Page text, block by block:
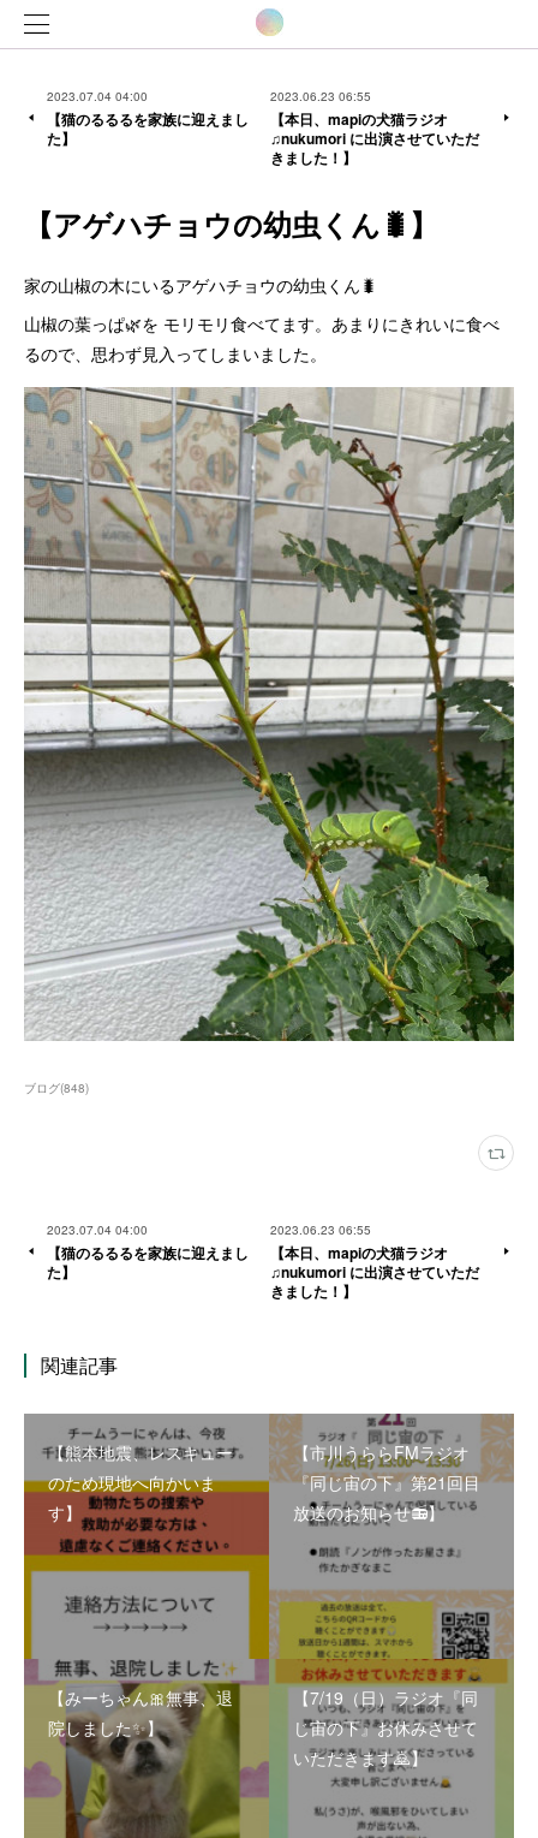
2023.07.04 04:00
【猫のるるるを家族に迎えまし
た】
2023.06.23 06:55
【本日、mapiの犬猫ラジオ
♫nukumori に出演させていただ
きました！】
【アゲハチョウの幼虫くん🐛】
家の山椒の木にいるアゲハチョウの幼虫くん🐛
山椒の葉っぱ🌿を モリモリ食べてます。あまりにきれいに食べ
るので、思わず見入ってしまいました。
ブログ(848)
2023.07.04 04:00
【猫のるるるを家族に迎えまし
た】
2023.06.23 06:55
【本日、mapiの犬猫ラジオ
♫nukumori に出演させていただ
きました！】
関連記事
【熊本地震、レスキュー
のため現地へ向かいま
す】
【市川うららFMラジオ
『同じ宙の下』第21回目
放送のお知らせ📻】
【みーちゃん🎀無事、退
院しました✨】
【7/19（日）ラジオ『同
じ宙の下』お休みさせて
いただきます🙇】